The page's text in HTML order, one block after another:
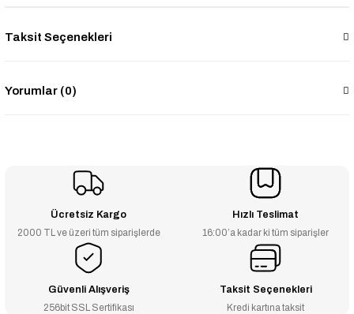
Taksit Seçenekleri
Yorumlar (0)
Ücretsiz Kargo
2000 TL ve üzeri tüm siparişlerde
Hızlı Teslimat
16:00’a kadar ki tüm siparişler
Güvenli Alışveriş
256bit SSL Sertifikası
Taksit Seçenekleri
Kredi kartına taksit